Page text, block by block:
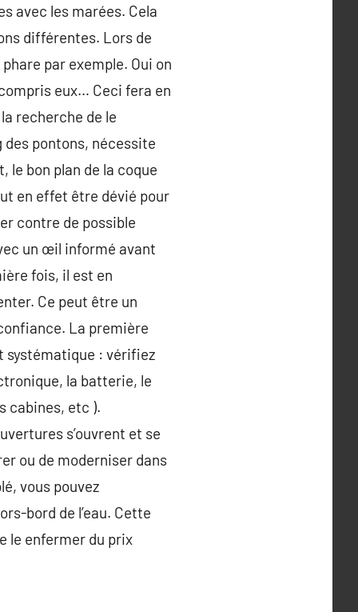
avec les marées. Cela
différentes. Lors de
par exemple. Oui on
eux… Ceci fera en
recherche de le
pontons, nécessite
bon plan de la coque
en effet être dévié pour
contre de possible
un œil informé avant
fois, il est en
Ce peut être un
La première
systématique : vérifiez
la batterie, le
cabines, etc ).
s’ouvrent et se
ou de moderniser dans
vous pouvez
bord de l’eau. Cette
le enfermer du prix